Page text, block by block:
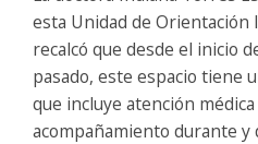
esta Unidad de Orientación
recalcó que desde el inicio
pasado, este espacio tiene
que incluye atención
acompañamiento durante y